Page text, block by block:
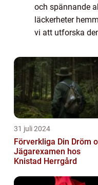
och spännande
läckerheter
vi att utforska
översikt av
31 juli 2024
Förverkliga Din Dröm
Jägarexamen hos
Knistad Herrgård